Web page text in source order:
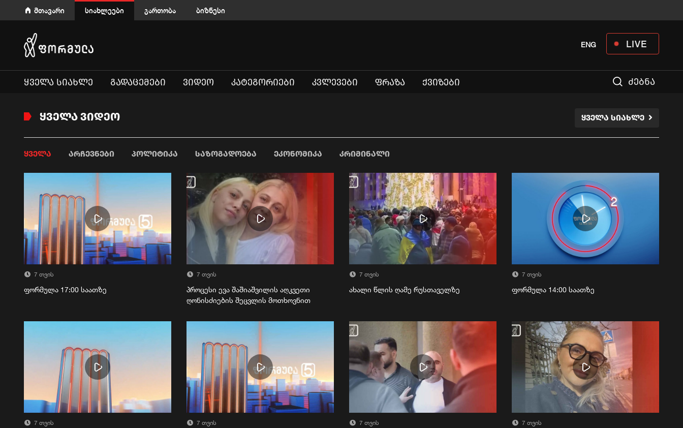
მთავარი სიახლეები გართობა ბიზნესი
LIVE
ENG
ᲧᲕᲔᲚᲐ ᲡᲘᲐᲮᲚᲔ ᲒᲐᲓᲐᲪᲔᲛᲔᲑᲘ ᲕᲘᲓᲔᲝ ᲙᲐᲢᲔᲒᲝᲠᲘᲔᲑᲘ ᲙᲕᲚᲔᲕᲔᲑᲘ ᲤᲠᲐᲖᲐ ᲥᲕᲘᲖᲔᲑᲘ ძებნა
ᲧᲕᲔᲚᲐ ᲕᲘᲓᲔᲝ ᲧᲕᲔᲚᲐ ᲡᲘᲐᲮᲚᲔ
ᲧᲕᲔᲚᲐ ᲐᲠᲩᲔᲕᲜᲔᲑᲘ ᲞᲝᲚᲘᲢᲘᲙᲐ ᲡᲐᲖᲝᲒᲐᲓᲝᲔᲑᲐ ᲔᲙᲝᲜᲝᲛᲘᲙᲐ ᲙᲠᲘᲛᲘᲜᲐᲚᲘ
7 თვის
ფორმულა 17:00 საათზე
7 თვის
პროცესი ევა შაშიაშვილის აღკვეთი
ღონისძიების შეცვლის მოთხოვნით
7 თვის
ახალი წლის ღამე რუსთაველზე
7 თვის
ფორმულა 14:00 საათზე
7 თვის 7 თვის 7 თვის 7 თვის